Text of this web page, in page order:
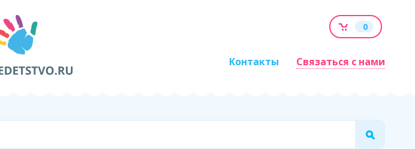
0
Контакты Связаться с нами